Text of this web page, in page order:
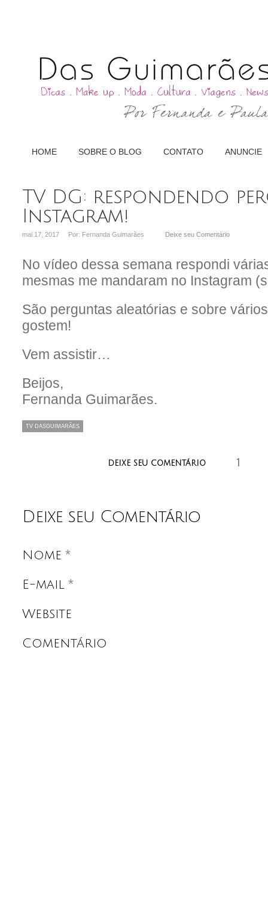
HOME SOBRE O BLOG CONTATO ANUNCIE
TV DG: respondendo
Instagram!
mai 17, 2017 Por: Fernanda Guimarães Deixe seu Comentário
No vídeo dessa semana respondi
mesmas me mandaram no Instagram
São perguntas aleatórias e sobre
gostem!
Vem assistir…
Beijos,
Fernanda Guimarães.
TV DASGUIMARÃES
DEIXE SEU COMENTÁRIO 1
Deixe seu Comentário
Nome *
E-mail *
Website
Comentário